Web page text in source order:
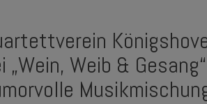
„Wein, Weib &